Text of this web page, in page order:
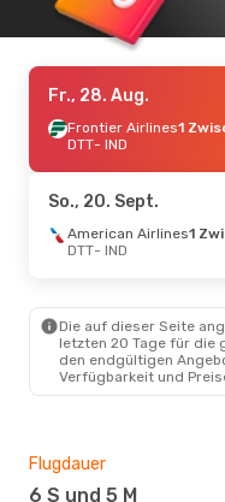
Fr., 28. Aug.
Frontier Airlines1
DTT- IND
So., 20. Sept.
American Airlines1
DTT- IND
Die auf dieser Seite
letzten 20 Tage für die
den endgültigen
Verfügbarkeit und
Flugdauer
6 S und 5 M